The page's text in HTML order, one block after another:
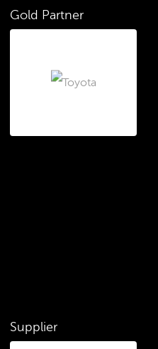
Gold Partner
Supplier